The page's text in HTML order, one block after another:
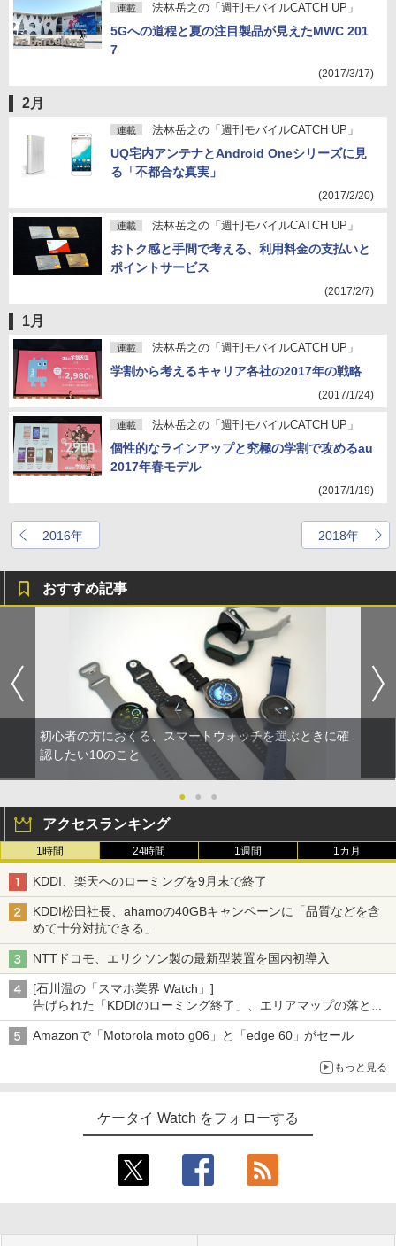
連載 法林岳之の「週刊モバイルCATCH UP」
5Gへの道程と夏の注目製品が見えたMWC 201
7
(2017/3/17)
2月
連載 法林岳之の「週刊モバイルCATCH UP」
UQ宅内アンテナとAndroid Oneシリーズに見
る「不都合な真実」
(2017/2/20)
連載 法林岳之の「週刊モバイルCATCH UP」
おトク感と手間で考える、利用料金の支払いと
ポイントサービス
(2017/2/7)
1月
連載 法林岳之の「週刊モバイルCATCH UP」
学割から考えるキャリア各社の2017年の戦略
(2017/1/24)
連載 法林岳之の「週刊モバイルCATCH UP」
個性的なラインアップと究極の学割で攻めるau
2017年春モデル
(2017/1/19)
2016年 2018年
おすすめ記事
初心者の方におくる、スマートウォッチを選ぶときに確
認したい10のこと
● ● ●
アクセスランキング
1時間 24時間 1週間 1カ月
KDDI、楽天へのローミングを9月末で終了
KDDI松田社長、ahamoの40GBキャンペーンに「品質などを含
めて十分対抗できる」
NTTドコモ、エリクソン製の最新型装置を国内初導入
[石川温の「スマホ業界 Watch」]
告げられた「KDDIのローミング終了」、エリアマップの落とし
穴と楽天モバイルの課題
Amazonで「Motorola moto g06」と「edge 60」がセール
もっと見る
ケータイ Watch をフォローする